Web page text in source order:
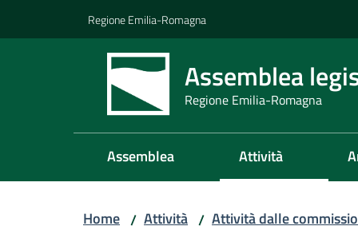
Regione Emilia-Romagna
Assemblea
Regione Emilia-Romagna
Assemblea Attività
Home / Attività / Attività dalle